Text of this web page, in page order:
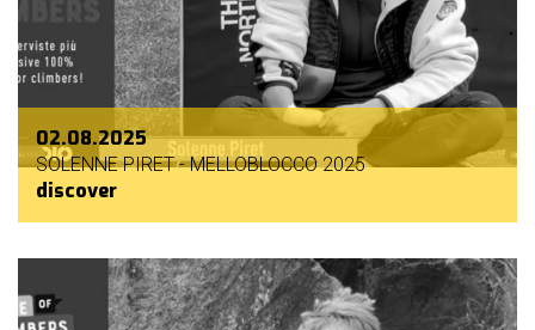
02.08.2025
SOLENNE PIRET - MELLOBLOCCO 2025
discover